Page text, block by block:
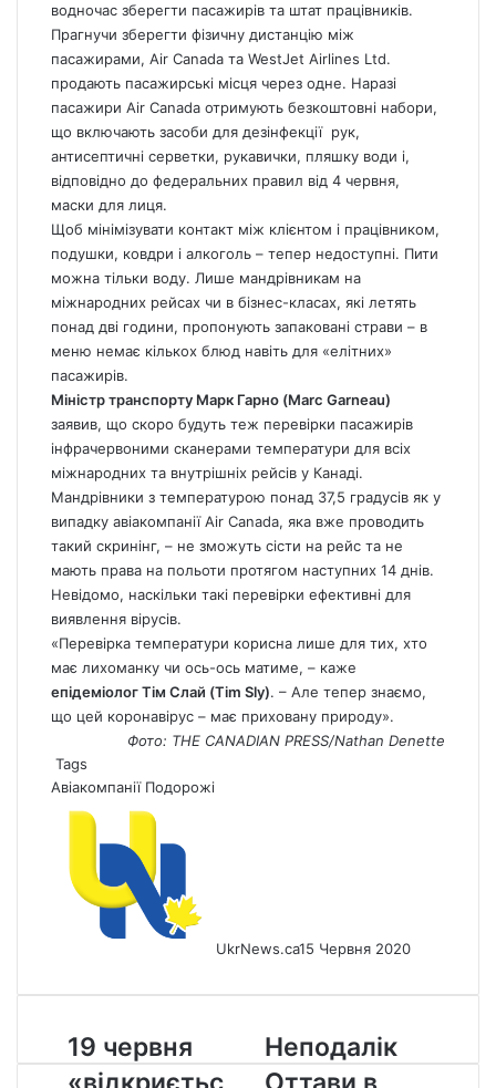
водночас зберегти пасажирів та штат працівників.
Прагнучи зберегти фізичну дистанцію між
пасажирами, Air Canada та WestJet Airlines Ltd.
продають пасажирські місця через одне. Наразі
пасажири Air Canada отримують безкоштовні набори,
що включають засоби для дезінфекції рук,
антисептичні серветки, рукавички, пляшку води і,
відповідно до федеральних правил від 4 червня,
маски для лиця.
Щоб мінімізувати контакт між клієнтом і працівником,
подушки, ковдри і алкоголь – тепер недоступні. Пити
можна тільки воду. Лише мандрівникам на
міжнародних рейсах чи в бізнес-класах, які летять
понад дві години, пропонують запаковані страви – в
меню немає кількох блюд навіть для «елітних»
пасажирів.
Міністр транспорту Марк Гарно (Marc Garneau)
заявив, що скоро будуть теж перевірки пасажирів
інфрачервоними сканерами температури для всіх
міжнародних та внутрішніх рейсів у Канаді.
Мандрівники з температурою понад 37,5 градусів як у
випадку авіакомпанії Air Canada, яка вже проводить
такий скринінг, – не зможуть сісти на рейс та не
мають права на польоти протягом наступних 14 днів.
Невідомо, наскільки такі перевірки ефективні для
виявлення вірусів.
«Перевірка температури корисна лише для тих, хто
має лихоманку чи ось-ось матиме, – каже
епідеміолог Тім Слай (Tim Sly). – Але тепер знаємо,
що цей коронавірус – має приховану природу».
Фото: THE CANADIAN PRESS/Nathan Denette
Tags
Авіакомпанії Подорожі
UkrNews.ca15 Червня 2020
19
червня
19 червня
Неподалік
Оттави
Неподалік